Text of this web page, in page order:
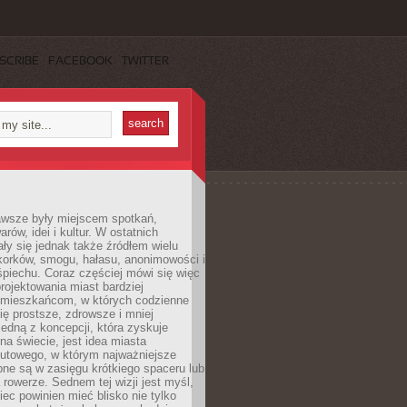
FACEBOOK TWITTER
były miejscem spotkań,
idei i kultur. W ostatnich
się jednak także źródłem wielu
smogu, hałasu, anonimowości i
Coraz częściej mówi się więc
miast bardziej
w których codzienne
prostsze, zdrowsze i mniej
z koncepcji, która zyskuje
świecie, jest idea miasta
w którym najważniejsze
są w zasięgu krótkiego spaceru lub
rowerze. Sednem tej wizji jest myśl,
powinien mieć blisko nie tylko